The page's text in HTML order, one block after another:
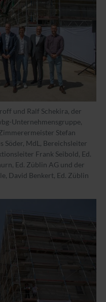
und Ralf Schekira, der
Unternehmensgruppe,
Stefan
Söder, MdL, Bereichsleiter
Frank Seibold, Ed.
Ed. Züblin AG und der
David Benkert, Ed. Züblin